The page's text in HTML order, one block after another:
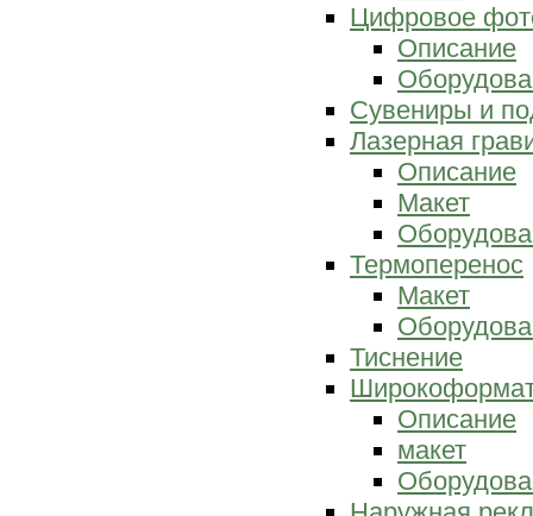
Цифровое
Описание
Сувениры и
Лазерная
Описание
Макет
Термоперенос
Макет
Тиснение
Описание
макет